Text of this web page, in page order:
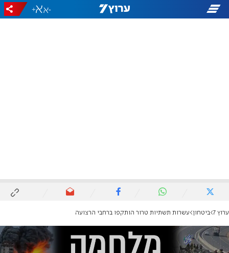
-
+
ערוץ 7 ביטחון עשרות תשתיות טרור הותקפו ברחבי הרצועה